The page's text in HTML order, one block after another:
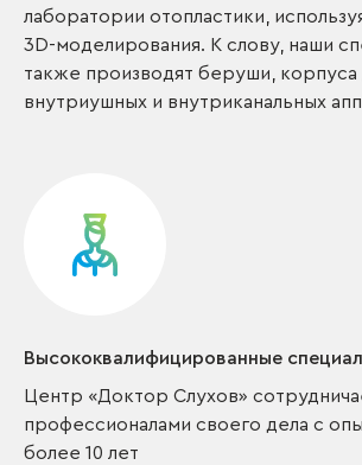
лаборатории отопластики,
3D-моделирования. К слову, наши
также производят беруши, корпуса
внутриушных и внутриканальных
Высококвалифицированные
Центр «Доктор Слухов»
профессионалами своего дела с
более 10 лет